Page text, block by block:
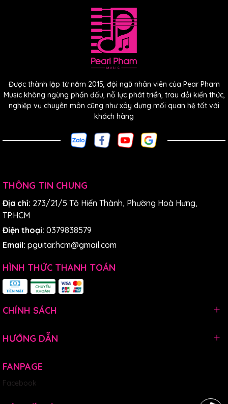
Được thành lập từ năm 2015, đội ngũ nhân viên của Pear Pham
Music không ngừng phấn đấu, nỗ lực phát triển, trau dồi kiến thức,
nghiệp vụ chuyên môn cũng như xây dựng mối quan hệ tốt với
khách hàng
THÔNG TIN CHUNG
Địa chỉ: 273/21/5 Tô Hiến Thành, Phường Hoà Hưng,
TP.HCM
Điện thoại: 0379838579
Email: pguitar.hcm@gmail.com
HÌNH THỨC THANH TOÁN
CHÍNH SÁCH
HƯỚNG DẪN
FANPAGE
Facebook